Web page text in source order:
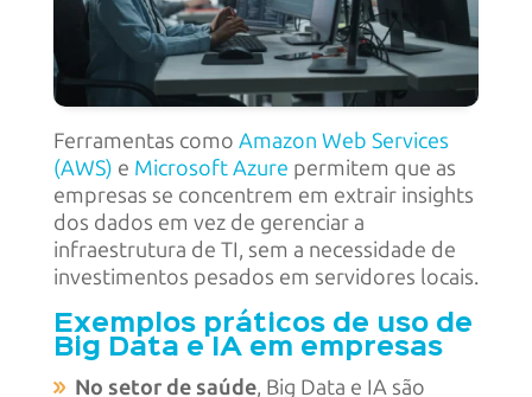
Ferramentas como Amazon Web Services
(AWS) e Microsoft Azure permitem que as
empresas se concentrem em extrair insights
dos dados em vez de gerenciar a
infraestrutura de TI, sem a necessidade de
investimentos pesados em servidores locais.
Exemplos práticos de uso de
Big Data e IA em empresas
No setor de saúde, Big Data e IA são